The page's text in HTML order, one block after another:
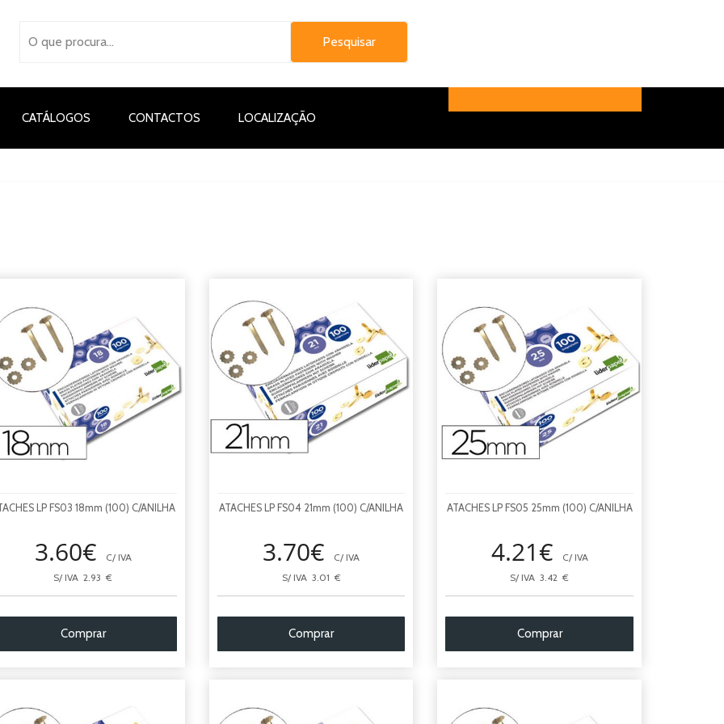
CATÁLOGOS CONTACTOS LOCALIZAÇÃO
LP FS03 18mm (100) C/ANILHA
3.60€
C/ IVA
S/ IVA 2.93 €
Comprar
ATACHES LP FS04 21mm (100) C/ANILHA
3.70€
C/ IVA
S/ IVA 3.01 €
Comprar
ATACHES LP FS05 25mm (100) C/ANILHA
4.21€
C/ IVA
S/ IVA 3.42 €
Comprar